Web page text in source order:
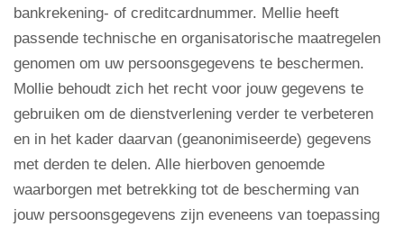
bankrekening- of creditcardnummer. Mellie heeft
passende technische en organisatorische maatregelen
genomen om uw persoonsgegevens te beschermen.
Mollie behoudt zich het recht voor jouw gegevens te
gebruiken om de dienstverlening verder te verbeteren
en in het kader daarvan (geanonimiseerde) gegevens
met derden te delen. Alle hierboven genoemde
waarborgen met betrekking tot de bescherming van
jouw persoonsgegevens zijn eveneens van toepassing